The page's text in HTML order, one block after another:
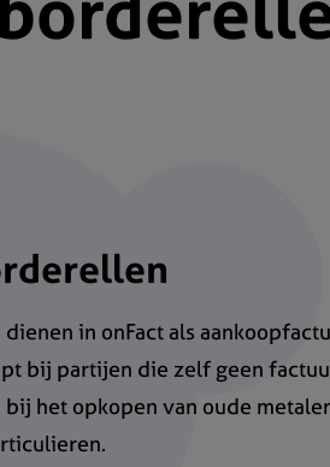
in onFact als
bij partijen die zelf geen
het opkopen van oude